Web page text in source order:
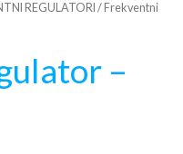
REGULATORI / Frekventni
–